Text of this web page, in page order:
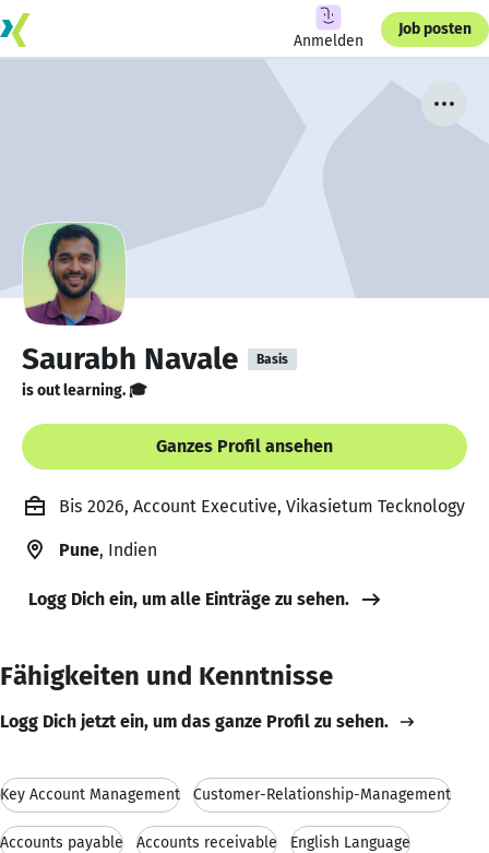
Anmelden
Job posten
Saurabh Navale Basis
is out learning. 🎓
Ganzes Profil ansehen
Bis 2026, Account Executive, Vikasietum Tecknology
Pune, Indien
Logg Dich ein, um alle Einträge zu sehen.
Fähigkeiten und Kenntnisse
Logg Dich jetzt ein, um das ganze Profil zu sehen.
Key Account Management Customer-Relationship-Management
Accounts payable Accounts receivable English Language